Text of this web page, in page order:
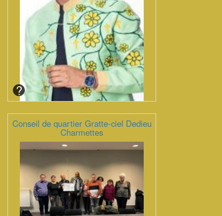
Conseil de quartier Gratte-ciel Dedieu
Charmettes